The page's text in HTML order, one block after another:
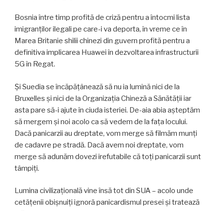
Bosnia între timp profită de criză pentru a întocmi lista
imigranților ilegali pe care-i va deporta, în vreme ce în
Marea Britanie shilii chinezi din guvern profită pentru a
definitiva implicarea Huawei în dezvoltarea infrastructurii
5G în Regat.
Și Suedia se încăpățânează să nu ia lumină nici de la
Bruxelles și nici de la Organizația Chineză a Sănătății iar
asta pare să-i ajute în ciuda isteriei. De-aia abia așteptăm
să mergem și noi acolo ca să vedem de la fața locului.
Dacă panicarzii au dreptate, vom merge să filmăm munți
de cadavre pe stradă. Dacă avem noi dreptate, vom
merge să adunăm dovezi irefutabile că toți panicarzii sunt
tâmpiți.
Lumina civilizațională vine însă tot din SUA – acolo unde
cetățenii obișnuiți ignoră panicardismul presei și tratează